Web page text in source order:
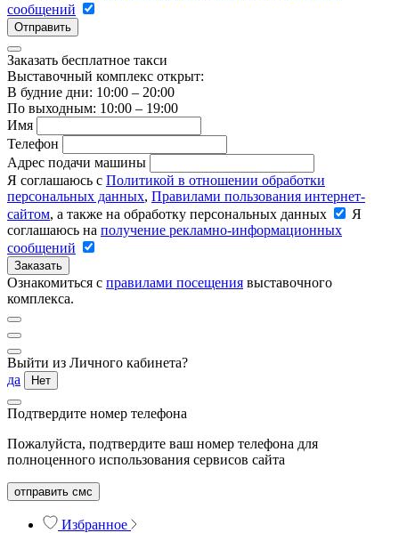
сообщений
Отправить
Заказать бесплатное такси
Выставочный комплекс открыт:
В будние дни: 10:00 – 20:00
По выходным: 10:00 – 19:00
Имя
Телефон
Адрес подачи машины
Я соглашаюсь с Политикой в отношении обработки
персональных данных, Правилами пользования интернет-
сайтом, а также на обработку персональных данных
Я
соглашаюсь на получение рекламно-информационных
сообщений
Заказать
Ознакомиться с правилами посещения выставочного
комплекса.
Выйти из Личного кабинета?
да
Нет
Подтвердите номер телефона
Пожалуйста, подтвердите ваш номер телефона для
полноценного использования сервисов сайта
отправить смс
Избранное